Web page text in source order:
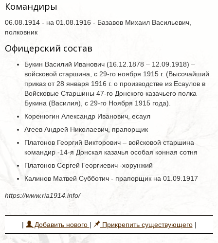
Командиры
06.08.1914 - на 01.08.1916 - Базавов Михаил Васильевич,
полковник
Офицерский состав
Букин Василий Иванович (16.12.1878 – 12.09.1918) –
войсковой старшина, с 29-го ноября 1915 г. (Высочайший
приказ от 28 января 1916 г. о производстве из Есаулов в
Войсковые Старшины 47-го Донского казачьего полка
Букина (Василия), с 29-го Ноября 1915 года).
Коренюгин Александр Иванович, есаул
Агеев Андрей Николаевич, прапорщик
Платонов Георгий Викторович – войсковой старшина
командир -14-я Донская казачья особая конная сотня
Платонов Сергей Георгиевич -хорунжий
Калинов Матвей Субботич - прапорщик на 01.09.1917
https://www.ria1914.info/
| Добавить нового | Прикрепить существующего|